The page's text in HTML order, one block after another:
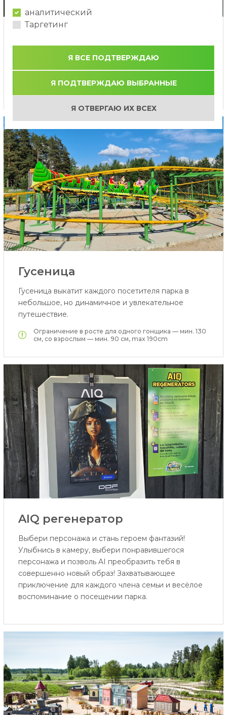
Фантастическая поездка виртуальной реальности в
любом из различных сценариев
Гусеница
Гусеница выкатит каждого посетителя парка в
небольшое, но динамичное и увлекательное
путешествие.
Ограничение в росте для одного гонщика — мин. 130
см, со взрослым — мин. 90 см, max 190cm
AIQ регенератор
Выбери персонажа и стань героем фантазий!
Улыбнись в камеру, выбери понравившегося
персонажа и позволь AI преобразить тебя в
совершенно новый образ! Захватывающее
приключение для каждого члена семьи и весёлое
воспоминание о посещении парка.
аналитический
Таргетинг
Я ВСЕ ПОДТВЕРЖДАЮ
Я ПОДТВЕРЖДАЮ ВЫБРАННЫЕ
Я ОТВЕРГАЮ ИХ ВСЕХ